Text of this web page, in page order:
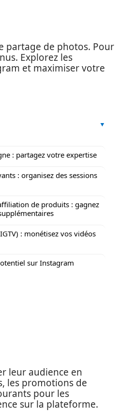
partage de photos. Pour
Explorez les
et maximiser votre
: partagez votre expertise
: organisez des sessions
de produits : gagnez
: monétisez vos vidéos
sur Instagram
leur audience en
les promotions de
pour les
sur la plateforme.